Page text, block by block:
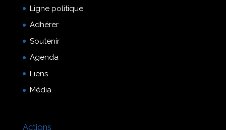
Ligne politique
Adhérer
Soutenir
Agenda
Liens
Média
Actions